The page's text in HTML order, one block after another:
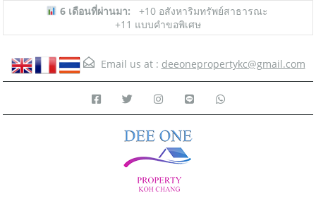
6 เดือนที่ผ่านมา:
+10 อสังหาริมทรัพย์สาธารณะ
+11 แบบคำขอพิเศษ
Email us at : deeonepropertykc@gmail.com